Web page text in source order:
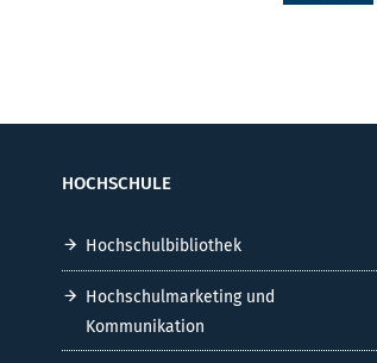
HOCHSCHULE
Hochschulbibliothek
Hochschulmarketing und
Kommunikation